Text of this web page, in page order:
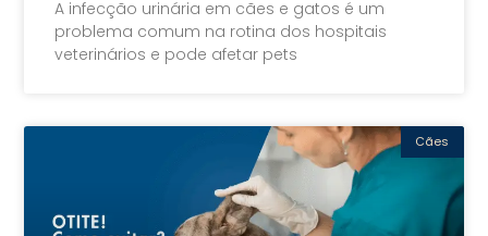
A infecção urinária em cães e gatos é um
problema comum na rotina dos hospitais
veterinários e pode afetar pets
Cães